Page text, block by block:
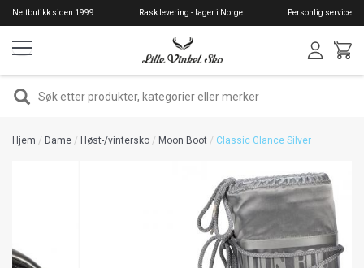
Hopp
til
hovedinnhold
Nettbutikk siden 1999 Rask levering - lager i Norge Personlig service
SØK
Hjem Dame Høst-/vintersko Moon Boot Classic Glance Silver